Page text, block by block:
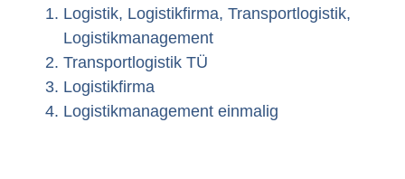
Logistik, Logistikfirma, Transportlogistik,
Logistikmanagement
Transportlogistik TÜ
Logistikfirma
Logistikmanagement einmalig